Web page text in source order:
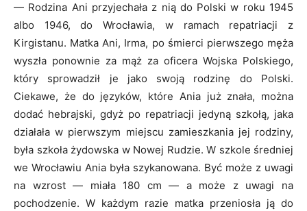
— Rodzina Ani przyjechała z nią do Polski w roku 1945
albo 1946, do Wrocławia, w ramach repatriacji z
Kirgistanu. Matka Ani, Irma, po śmierci pierwszego męża
wyszła ponownie za mąż za oficera Wojska Polskiego,
który sprowadził je jako swoją rodzinę do Polski.
Ciekawe, że do języków, które Ania już znała, można
dodać hebrajski, gdyż po repatriacji jedyną szkołą, jaka
działała w pierwszym miejscu zamieszkania jej rodziny,
była szkoła żydowska w Nowej Rudzie. W szkole średniej
we Wrocławiu Ania była szykanowana. Być może z uwagi
na wzrost — miała 180 cm — a może z uwagi na
pochodzenie. W każdym razie matka przeniosła ją do